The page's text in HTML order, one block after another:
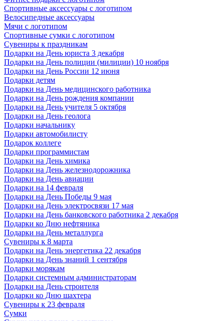
Спортивные аксессуары с логотипом
Велосипедные аксессуары
Мячи с логотипом
Спортивные сумки с логотипом
Сувениры к праздникам
Подарки на День юриста 3 декабря
Подарки на День полиции (милиции) 10 ноября
Подарки на День России 12 июня
Подарки детям
Подарки на День медицинского работника
Подарки на День рождения компании
Подарки на День учителя 5 октября
Подарки на День геолога
Подарки начальнику
Подарки автомобилисту
Подарок коллеге
Подарки программистам
Подарки на День химика
Подарки на День железнодорожника
Подарки на День авиации
Подарки на 14 февраля
Подарки на День Победы 9 мая
Подарки на День электросвязи 17 мая
Подарки на День банковского работника 2 декабря
Подарки ко Дню нефтяника
Подарки на День металлурга
Сувениры к 8 марта
Подарки на День энергетика 22 декабря
Подарки на День знаний 1 сентября
Подарки морякам
Подарки системным администраторам
Подарки на День строителя
Подарки ко Дню шахтера
Сувениры к 23 февраля
Сумки